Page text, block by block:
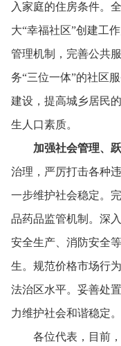
入家庭的住房条件。
大“幸福社区”创建工
管理机制， 完善公共服
务“三位一体”的社区服
建设， 提高城乡居民
生人口素质。
加强社会管理、
治理， 严厉打击各种
一步维护社会稳定。
品药品监管机制。 深
安全生产、 消防安全
生。 规范价格市场行为
法治区水平。 妥善处
力维护社会和谐稳定。
各位代表， 目前，